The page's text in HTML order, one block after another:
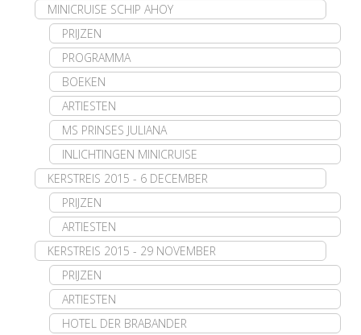
MINICRUISE SCHIP AHOY
PRIJZEN
PROGRAMMA
BOEKEN
ARTIESTEN
MS PRINSES JULIANA
INLICHTINGEN MINICRUISE
KERSTREIS 2015 - 6 DECEMBER
PRIJZEN
ARTIESTEN
KERSTREIS 2015 - 29 NOVEMBER
PRIJZEN
ARTIESTEN
HOTEL DER BRABANDER